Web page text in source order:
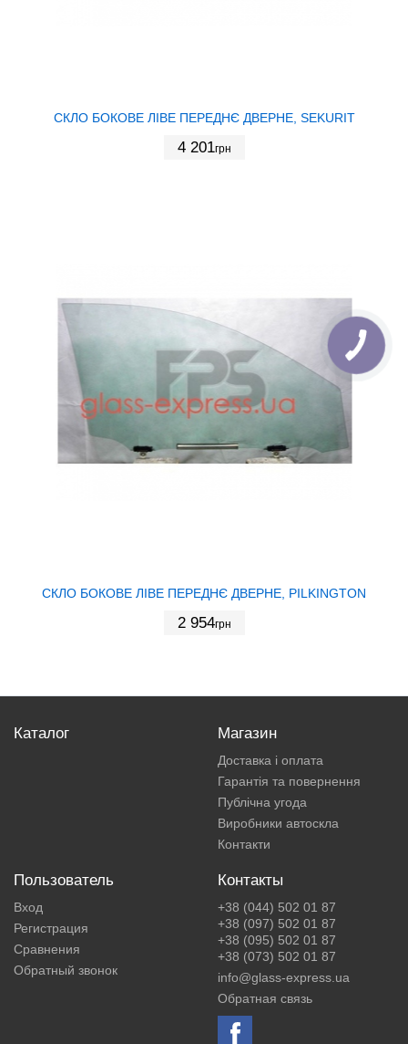
СКЛО БОКОВЕ ЛІВЕ ПЕРЕДНЄ ДВЕРНЕ, SEKURIT
4 201грн
СКЛО БОКОВЕ ЛІВЕ ПЕРЕДНЄ ДВЕРНЕ, PILKINGTON
2 954грн
Каталог Магазин
Доставка і оплата
Гарантія та повернення
Публічна угода
Виробники автоскла
Контакти
Пользователь
Вход
Регистрация
Сравнения
Обратный звонок
Контакты
+38 (044) 502 01 87
+38 (097) 502 01 87
+38 (095) 502 01 87
+38 (073) 502 01 87
info@glass-express.ua
Обратная связь